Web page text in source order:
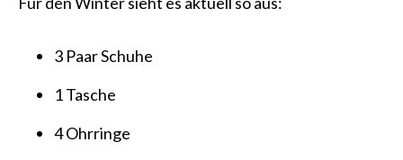
3 Paar Schuhe
1 Tasche
4 Ohrringe